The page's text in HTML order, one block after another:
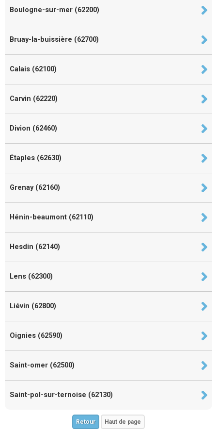
Boulogne-sur-mer (62200)
Bruay-la-buissière (62700)
Calais (62100)
Carvin (62220)
Divion (62460)
Étaples (62630)
Grenay (62160)
Hénin-beaumont (62110)
Hesdin (62140)
Lens (62300)
Liévin (62800)
Oignies (62590)
Saint-omer (62500)
Saint-pol-sur-ternoise (62130)
Retour Haut de page